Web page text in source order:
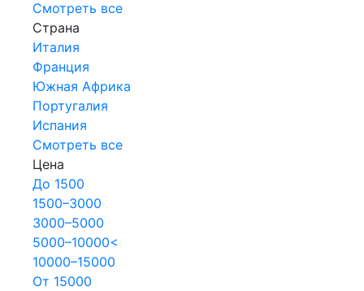
Смотреть все
Страна
Италия
Франция
Южная Африка
Португалия
Испания
Смотреть все
Цена
До 1500
1500–3000
3000–5000
5000–10000<
10000–15000
От 15000